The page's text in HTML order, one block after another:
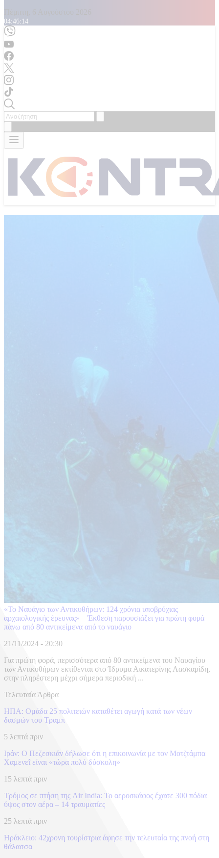
04:46:16
«Το Ναυάγιο των Αντικυθήρων: 124 χρόνια υποβρύχιας
αρχαιολογικής έρευνας» – Έκθεση παρουσιάζει για πρώτη φορά
πάνω από 80 αντικείμενα από το ναυάγιο
21/11/2024 - 20:30
Για πρώτη φορά, περισσότερα από 80 αντικείμενα του Ναυαγίου
των Αντικυθήρων εκτίθενται στο Ίδρυμα Αικατερίνης Λασκαρίδη,
στην πληρέστερη μέχρι σήμερα περιοδική ...
Τελευταία Άρθρα
ΗΠΑ: Ομάδα 25 πολιτειών καταθέτει αγωγή κατά των νέων
δασμών του Τραμπ
5 λεπτά πριν
Ιράν: Ο Πεζεσκιάν δήλωσε ότι η επικοινωνία με τον Μοτζτάμπα
Χαμενεΐ είναι «τώρα πολύ δύσκολη»
15 λεπτά πριν
Τρόμος σε πτήση της Air India: Το αεροσκάφος έχασε 300 πόδια
ύψος στον αέρα – 14 τραυματίες
25 λεπτά πριν
Ηράκλειο: 42χρονη τουρίστρια άφησε την τελευταία της πνοή στη
θάλασσα